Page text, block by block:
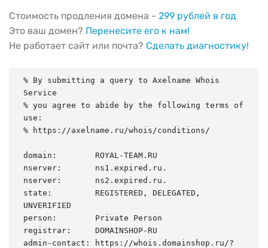
Стоимость продления домена - 299 рублей в год
Это ваш домен? Перенесите его к нам!
Не работает сайт или почта? Сделать диагностику!
% By submitting a query to Axelname Whois
Service
% you agree to abide by the following terms of
use:
% https://axelname.ru/whois/conditions/
domain:        ROYAL-TEAM.RU
nserver:       ns1.expired.ru.
nserver:       ns2.expired.ru.
state:         REGISTERED, DELEGATED,
UNVERIFIED
person:        Private Person
registrar:     DOMAINSHOP-RU
admin-contact: https://whois.domainshop.ru/?